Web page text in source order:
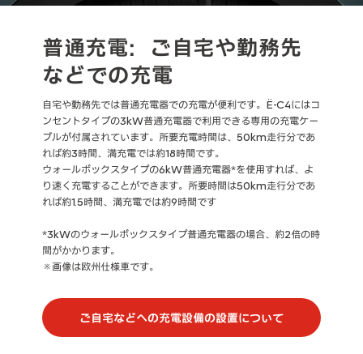
普通充電：ご自宅や勤務先
などでの充電
自宅や勤務先では普通充電器での充電が便利です。Ë-C4にはコ
ンセントタイプの3kW普通充電器で利用できる専用の充電ケー
ブルが付属されています。所要充電時間は、50km走行分であ
れば約3時間、満充電では約18時間です。
ウォールボックスタイプの6kW普通充電器*を使用すれば、よ
り速く充電することができます。所要時間は50km走行分であ
れば約1.5時間、満充電では約9時間です
*3kWのウォールボックスタイプ普通充電器の場合、約2倍の時
間がかかります。
※画像は欧州仕様車です。
ご自宅などへの充電設備の設置について